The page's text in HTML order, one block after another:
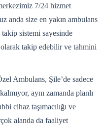
7/24 hizmet
anda size en yakın ambulans
sistemi sayesinde
olarak takip edebilir ve tahmini
Ambulans, Şile’de sadece
aynı zamanda planlı
cihaz taşımacılığı ve
alanda da faaliyet